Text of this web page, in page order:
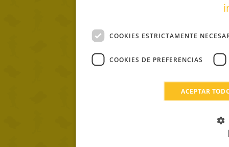
COOKIES ESTRICTAMENTE
COOKIES DE PREFERENCIAS
ACEPTAR